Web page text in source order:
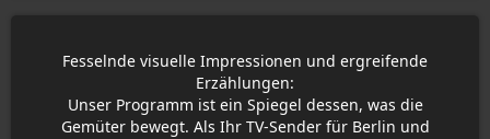
Fesselnde visuelle Impressionen und ergreifende
Erzählungen:
Unser Programm ist ein Spiegel dessen, was die
Gemüter bewegt. Als Ihr TV-Sender für Berlin und